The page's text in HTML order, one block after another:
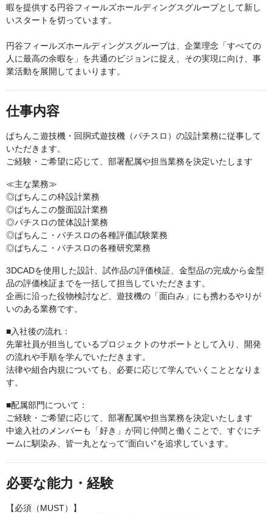
暇を提供する円谷フィールズホールディングスグループとして新し
いスタートを切っています。
円谷フィールズホールディングスグループは、企業理念「すべての
人に最高の余暇を」を共通のビジョンに捉え、その実現に向け、事
業活動を展開してまいります。
仕事内容
ぱちんこ遊技機・回胴式遊技機（パチスロ）の設計業務に従事して
いただきます。
ご経験・ご希望に応じて、部署配属や担当業務を決定いたします
≪主な業務≫
◎ぱちんこの枠設計業務
◎ぱちんこの盤面設計業務
◎パチスロの筐体設計業務
◎ぱちんこ・パチスロの各種評価試験業務
◎ぱちんこ・パチスロの各種研究業務
3DCADを使用した設計、試作品の評価検証、金型品の完成から金型
品の評価検証までを一括して担当していただきます。
企画に沿った役物検討など、遊技機の「面白み」にも携わるやりが
いのある業務です。
■入社後の流れ：
先輩社員が担当しているプロジェクトのサポートとして入り、開発
の流れや手順を学んでいただきます。
法律や組合内規についても、必要に応じて学んでいくこととなりま
す。
■配属部門について：
ご経験・ご希望に応じて、部署配属や担当業務を決定いたします
中途入社のメンバーも「好き」が同じ仲間と働くことで、すぐにチ
ームに馴染み、皆一丸となって“面白い”を追求しています。
必要な能力・経験
【必須（MUST）】